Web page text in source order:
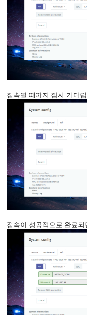
접속될 때까지 잠시 기다
접속이 성공적으로 완료